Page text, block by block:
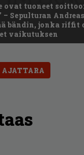
ovat tuoneet
– Sepulturan
bändin, jonka riffit
vaikutuksen
AJATTARA